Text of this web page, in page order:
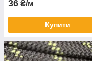
36 ₴/м
Купити